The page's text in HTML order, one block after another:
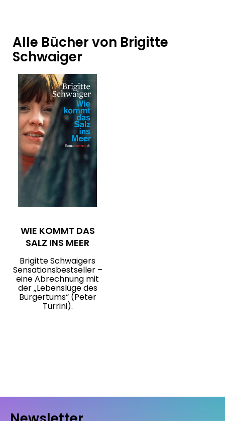
Alle Bücher von Brigitte
Schwaiger
WIE KOMMT DAS
SALZ INS MEER
Brigitte Schwaigers
Sensationsbestseller –
eine Abrechnung mit
der „Lebenslüge des
Bürgertums“ (Peter
Turrini).